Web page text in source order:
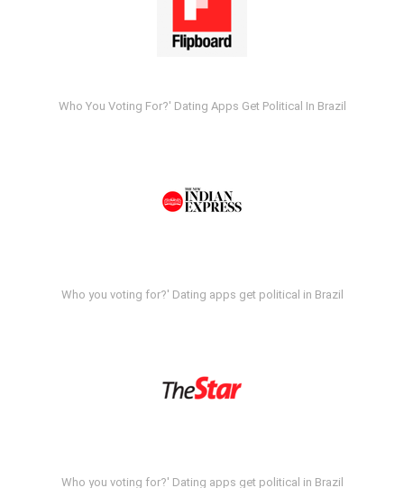
Who You Voting For?' Dating Apps Get Political In Brazil
Who you voting for?' Dating apps get political in Brazil
Who you voting for?' Dating apps get political in Brazil